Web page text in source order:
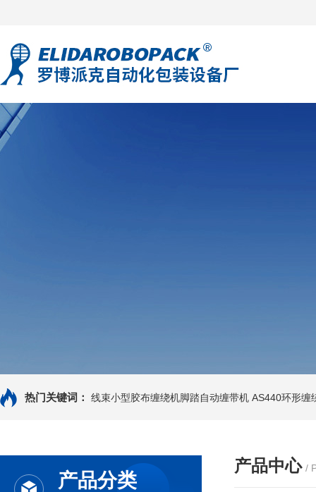
热门关键词： 线束小型胶布缠绕机脚踏自动缠带机 AS440环形缠
产品分类
产品中心 /